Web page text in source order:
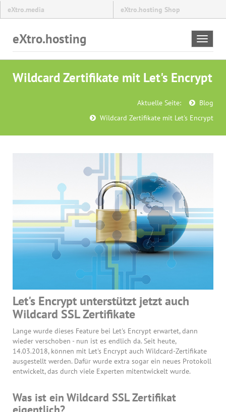
eXtro.media eXtro.hosting Shop
Toggle
eXtro.hosting
Wildcard Zertifikate mit Let's Encrypt
Aktuelle Seite:
Blog
Wildcard Zertifikate mit Let's Encrypt
Let's Encrypt unterstützt jetzt auch
Wildcard SSL Zertifikate
Lange wurde dieses Feature bei Let's Encrypt erwartet, dann
wieder verschoben - nun ist es endlich da. Seit heute,
14.03.2018, können mit Let's Encrypt auch Wildcard-Zertifikate
ausgestellt werden. Dafür wurde extra sogar ein neues Protokoll
entwickelt, das durch viele Experten mitentwickelt wurde.
Was ist ein Wildcard SSL Zertifikat